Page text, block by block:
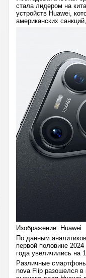
стала лидером на
устройств Huawei,
американских
Изображение: Huawei
По данным
первой половине
года увеличились на
Различные
nova Flip разошелся в